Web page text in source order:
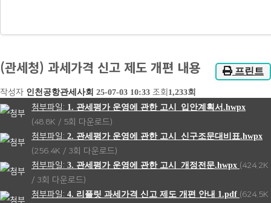
프린트
(관세청) 과세가격 신고 제도 개편 내용
작성자 인천공항관세사회 25-07-03 10:33조회 1,233회
1. 관세평가 운영에 관한 고시_입안계획서.hwpx
(48.8K / 5회 다운로드)
2. 관세평가 운영에 관한 고시_신구조문대비표.hwpx
(256.4K / 3회 다운로드)
3. 관세평가 운영에 관한 고시_개정전문.hwpx (424.2K
/ 3회 다운로드)
4. 리플릿 과세가격 신고 제도 개편 안내 1.pdf (624.5K